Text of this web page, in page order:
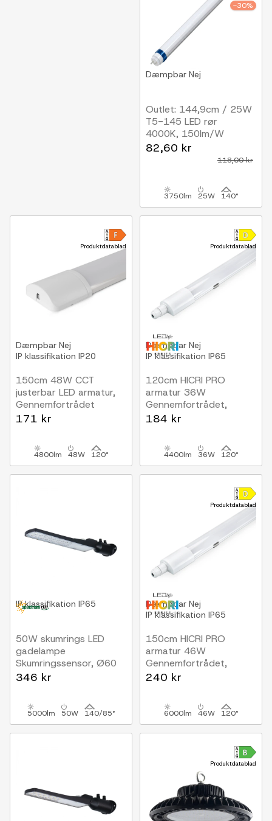
-30%
Dæmpbar Nej
Outlet: 144,9cm / 25W
T5-145 LED rør
4000K, 150lm/W
82,60 kr
118,00 kr
3750lm 25W 140°
Produktdatablad
Dæmpbar Nej
IP klassifikation IP20
150cm 48W CCT
justerbar LED armatur,
Gennemfortrådet
Kan seriekobles
171 kr
4800lm 48W 120°
Produktdatablad
Dæmpbar Nej
IP klassifikation IP65
120cm HICRI PRO
armatur 36W
Gennemfortrådet,
RA93, 120lm/W, IP65
184 kr
4400lm 36W 120°
IP klassifikation IP65
50W skumrings LED
gadelampe
Skumringssensor, Ø60
mm, IP65, sort, 230V
346 kr
5000lm 50W 140/85°
Produktdatablad
Dæmpbar Nej
IP klassifikation IP65
150cm HICRI PRO
armatur 46W
Gennemfortrådet,
RA93, 130lm/W, IP65
240 kr
6000lm 46W 120°
Produktdatablad